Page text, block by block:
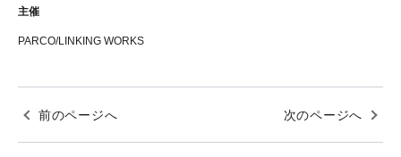
主催
PARCO/LINKING WORKS
前のページへ 次のページへ